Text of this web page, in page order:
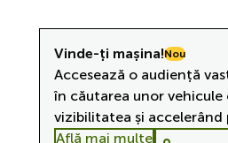
Vinde-ți mașina!Nou
Accesează o audiență
în căutarea unor
vizibilitatea și accelerând
Află mai multe